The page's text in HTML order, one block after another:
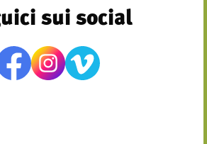
sui social